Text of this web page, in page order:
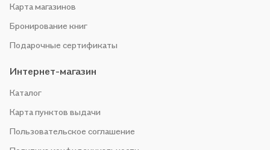
Карта магазинов
Бронирование книг
Подарочные сертификаты
Интернет-магазин
Каталог
Карта пунктов выдачи
Пользовательское соглашение